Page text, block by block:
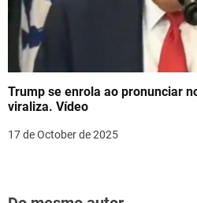
Trump se enrola ao pronunciar
viraliza. Vídeo
17 de October de 2025